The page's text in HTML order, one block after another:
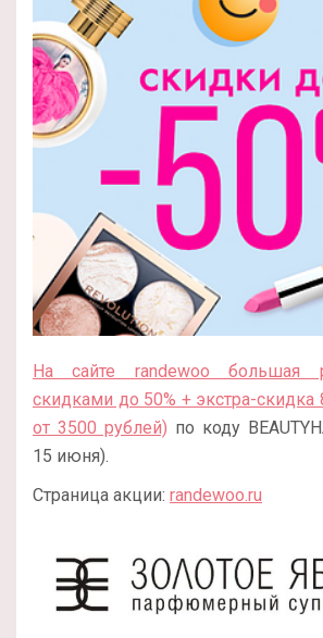
На сайте randewoo большая
скидками до 50% + экстра-скидка
от 3500 рублей) по коду
15 июня).
Страница акции: randewoo.ru